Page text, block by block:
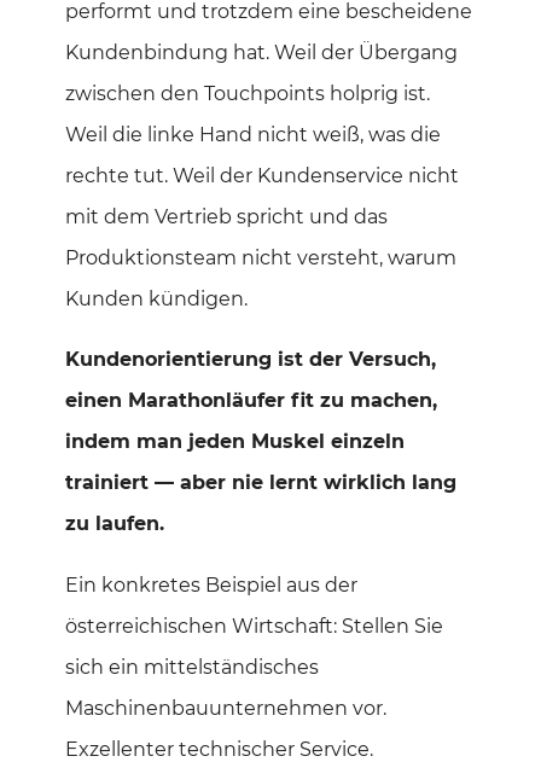
performt und trotzdem eine bescheidene
Kundenbindung hat. Weil der Übergang
zwischen den Touchpoints holprig ist.
Weil die linke Hand nicht weiß, was die
rechte tut. Weil der Kundenservice nicht
mit dem Vertrieb spricht und das
Produktionsteam nicht versteht, warum
Kunden kündigen.
Kundenorientierung ist der Versuch,
einen Marathonläufer fit zu machen,
indem man jeden Muskel einzeln
trainiert — aber nie lernt wirklich lang
zu laufen.
Ein konkretes Beispiel aus der
österreichischen Wirtschaft: Stellen Sie
sich ein mittelständisches
Maschinenbauunternehmen vor.
Exzellenter technischer Service.